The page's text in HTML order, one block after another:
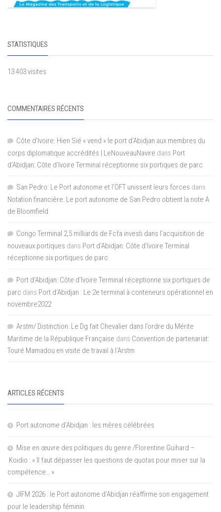
STATISTIQUES
13 403 visites
COMMENTAIRES RÉCENTS
Côte d'Ivoire: Hien Sié « vend » le port d'Abidjan aux membres du
corps diplomatique accrédités | LeNouveauNavire dans Port
d’Abidjan: Côte d’Ivoire Terminal réceptionne six portiques de parc
San Pedro: Le Port autonome et l’OFT unissent leurs forces dans
Notation financière: Le port autonome de San Pedro obtient la note A
de Bloomfield
Congo Terminal 2,5 milliards de Fcfa investi dans l’acquisition de
nouveaux portiques dans Port d’Abidjan: Côte d’Ivoire Terminal
réceptionne six portiques de parc
Port d'Abidjan: Côte d’Ivoire Terminal réceptionne six portiques de
parc dans Port d’Abidjan : Le 2e terminal à conteneurs opérationnel en
novembre2022
Arstm/ Distinction: Le Dg fait Chevalier dans l’ordre du Mérite
Maritime de la République Française dans Convention de partenariat:
Touré Mamadou en visite de travail à l’Arstm
ARTICLES RÉCENTS
Port autonome d’Abidjan : les mères célébrées
Mise en œuvre des politiques du genre /Florentine Guihard –
Koidio : « Il faut dépasser les questions de quotas pour miser sur la
compétence… »
JIFM 2026 : le Port autonome d’Abidjan réaffirme son engagement
pour le leadership féminin